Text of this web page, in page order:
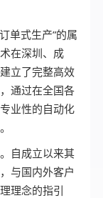
单式生产”的属
在深圳、成
立了完整高效
通过在全国各
业性的自动化
自成立以来其
与国内外客户
理念的指引